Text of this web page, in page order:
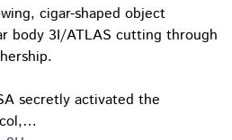
cigar-shaped object
body 3I/ATLAS cutting through
secretly activated the